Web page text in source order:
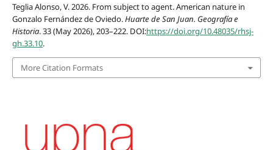
Teglia Alonso, V. 2026. From subject to agent. American nature in
Gonzalo Fernández de Oviedo.Huarte de San Juan. Geografía e
Historia. 33 (May 2026), 203–222. DOI:https://doi.org/10.48035/rhsj-
gh.33.10.
More Citation Formats